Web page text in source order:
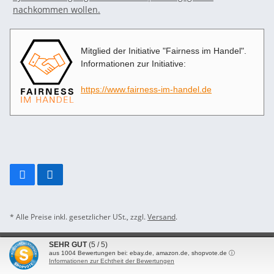
Mitglied der Initiative "Fairness im Handel".
Informationen zur Initiative:
https://www.fairness-im-handel.de
* Alle Preise inkl. gesetzlicher USt., zzgl.Versand.
Besucherzähler: 2711899
Powered byJTL-Shop
SEHR GUT (5 / 5)
aus 1004 Bewertungen bei: ebay.de, amazon.de, shopvote.de ⓘ
Informationen zur Echtheit der Bewertungen